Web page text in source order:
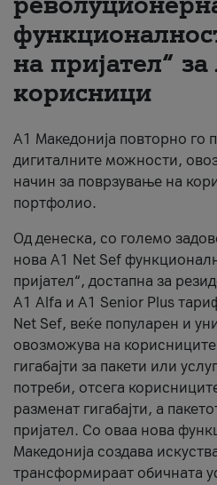
За нас
#ПодобарОнлајн
на пријател“
корисници
А1 Македонија повторно го
дигиталните можности,
начин за поврзување на
портфолио.
Од денеска, со големо
нова A1 Net Sef
пријател“, достапна за
А1 Alfa и A1 Senior Plus
Net Sef, веќе популарен и
овозможува на
гигабајти за пакети или
потреби, отсега
разменат гигабајти, а
пријател. Со оваа нова
Македонија создава
трансформираат обичната